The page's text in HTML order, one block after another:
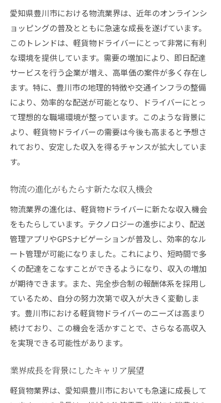
愛知県豊川市における物流業界は、近年のオンラインシ
ョッピングの普及とともに急速な成長を遂げています。
このトレンドは、軽貨物ドライバーにとって非常に有利
な環境を提供しています。需要の増加により、即日配達
サービスを行う企業が増え、高単価の案件が多く存在し
ます。特に、豊川市の地理的特徴や交通インフラの整備
により、効率的な配送が可能となり、ドライバーにとっ
て理想的な職場環境が整っています。このような背景に
より、軽貨物ドライバーの需要は今後も高まると予想さ
れており、安定した収入を得るチャンスが拡大していま
す。
物流の進化がもたらす新たな収入機会
物流業界の進化は、軽貨物ドライバーに新たな収入機会
をもたらしています。テクノロジーの進歩により、配送
管理アプリやGPSナビゲーションが普及し、効率的なル
ート管理が可能になりました。これにより、短時間で多
くの配達をこなすことができるようになり、収入の増加
が期待できます。また、完全歩合制の報酬体系を採用し
ているため、自分の努力次第で収入が大きく変動しま
す。豊川市における軽貨物ドライバーのニーズは高まり
続けており、この機会を活かすことで、さらなる高収入
を実現できる可能性があります。
業界成長を背景にしたキャリア展望
軽貨物業界は、愛知県豊川市においても急速に成長して